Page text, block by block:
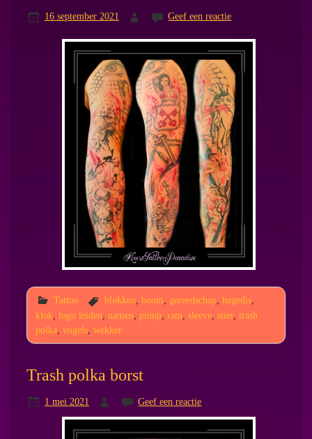
16 september 2021 Geef een reactie
Tattoo blokken boom gereedschap, hagedis,
klok, logo leiden, namen, pinup, ram, sleeve, stier, trash
polka, vogels, wekker
Trash polka borst
1 mei 2021 Geef een reactie